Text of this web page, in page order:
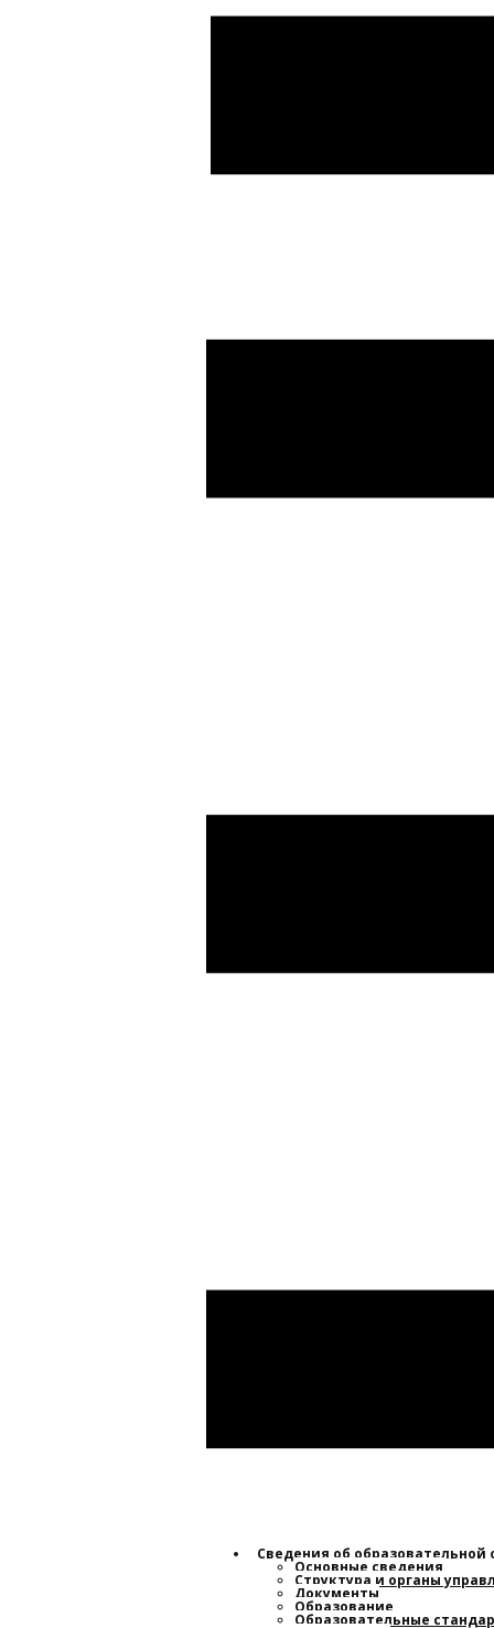
Сведения об образовательной
Основные сведения
Структура и органы
Документы
Образование
Образовательные